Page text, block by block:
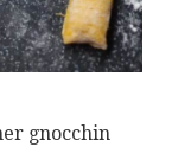
gnocchin